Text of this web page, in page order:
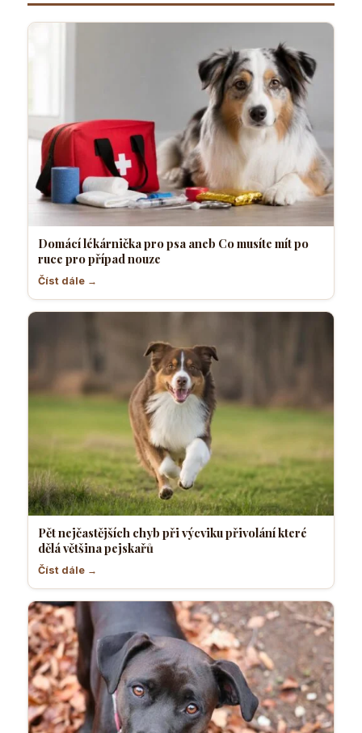
Domácí lékárnička pro psa aneb Co musíte mít po
ruce pro případ nouze
Číst dále →
Pět nejčastějších chyb při výcviku přivolání které
dělá většina pejskařů
Číst dále →